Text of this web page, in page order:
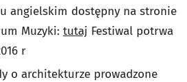
angielskim dostępny na stronie
Muzyki: tutaj Festiwal potrwa
r
o architekturze prowadzone